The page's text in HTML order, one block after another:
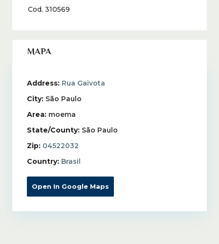
Cod. 310569
MAPA
Address: Rua Gaivota
City: São Paulo
Area: moema
State/County: São Paulo
Zip: 04522032
Country: Brasil
Open In Google Maps